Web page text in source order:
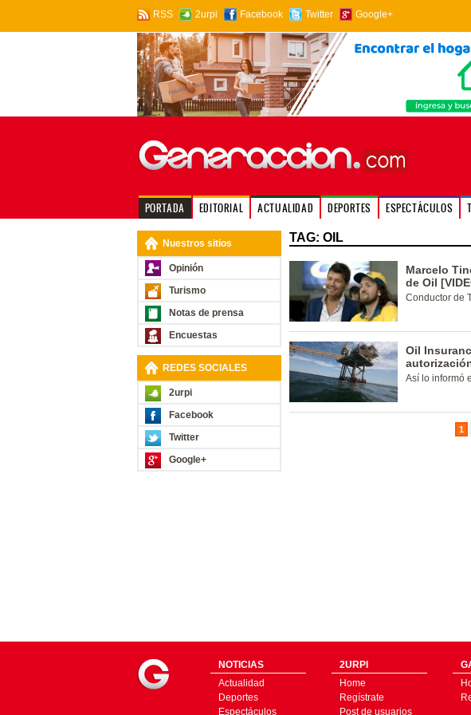
RSS 2urpi Facebook Twitter Google+
PORTADA EDITORIAL ACTUALIDAD DEPORTES ESPECTÁCULOS
Nuestros sitios
Opinión
Turismo
Notas de prensa
Encuestas
REDES SOCIALES
2urpi
Facebook
Twitter
Google+
TAG: OIL
Marcelo
de Oil
Conductor de
Oil
Así lo informó
1
NOTICIAS
Actualidad
Deportes
Espectáculos
2URPI
Home
Regístrate
Post de usuarios